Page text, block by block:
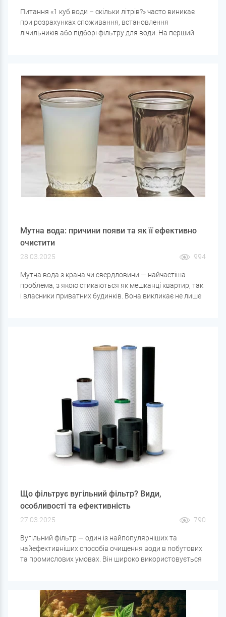
Питання «1 куб води – скільки літрів?» часто виникає
при розрахунках споживання, встановлення
лічильників або підборі фільтру для води. На перший
Мутна вода: причини появи та як її ефективно
очистити
28.03.2025 994
Мутна вода з крана чи свердловини — найчастіша
проблема, з якою стикаються як мешканці квартир, так
і власники приватних будинків. Вона викликає не лише
Що фільтрує вугільний фільтр? Види,
особливості та ефективність
27.03.2025 790
Вугільний фільтр — один із найпопулярніших та
найефективніших способів очищення води в побутових
та промислових умовах. Він широко використовується
спектр забруднень.